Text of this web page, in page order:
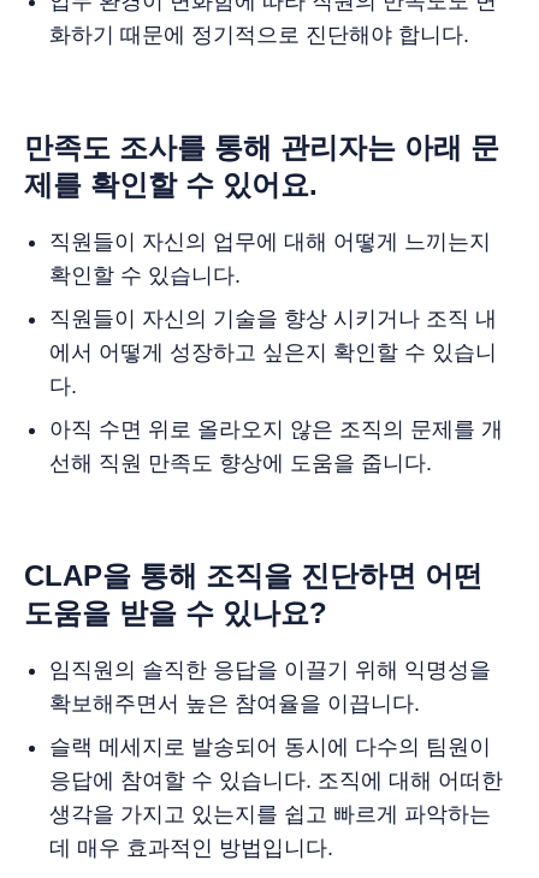
화하기 때문에 정기적으로 진단해야 합니다.
만족도 조사를 통해 관리자는 아래 문
제를 확인할 수 있어요.
직원들이 자신의 업무에 대해 어떻게 느끼는지
확인할 수 있습니다.
직원들이 자신의 기술을 향상 시키거나 조직 내
에서 어떻게 성장하고 싶은지 확인할 수 있습니
다.
아직 수면 위로 올라오지 않은 조직의 문제를 개
선해 직원 만족도 향상에 도움을 줍니다.
CLAP을 통해 조직을 진단하면 어떤
도움을 받을 수 있나요?
임직원의 솔직한 응답을 이끌기 위해 익명성을
확보해주면서 높은 참여율을 이끕니다.
슬랙 메세지로 발송되어 동시에 다수의 팀원이
응답에 참여할 수 있습니다. 조직에 대해 어떠한
생각을 가지고 있는지를 쉽고 빠르게 파악하는
데 매우 효과적인 방법입니다.